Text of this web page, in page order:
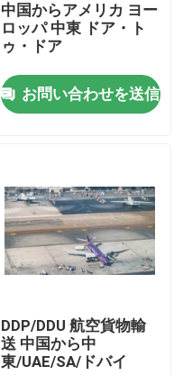
中国からアメリカ ヨー
ロッパ 中東 ドア・ト
ゥ・ドア
お問い合わせを送信
DDP/DDU 航空貨物輸
送 中国から中
東/UAE/SA/ドバイ